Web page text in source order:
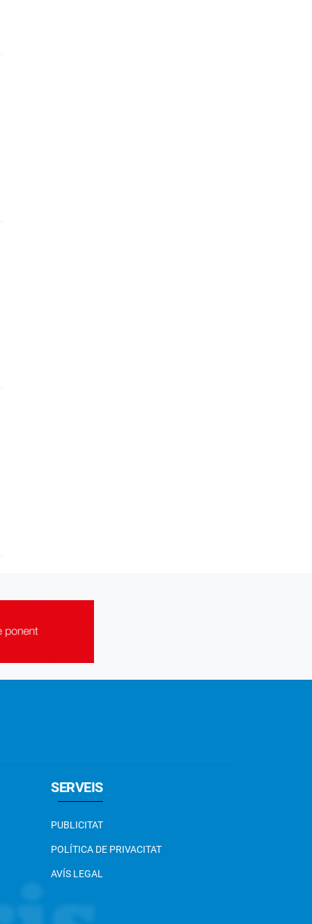
SERVEIS
PUBLICITAT
POLÍTICA DE PRIVACITAT
AVÍS LEGAL